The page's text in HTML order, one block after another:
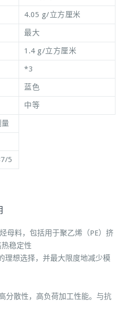
4.05 g/立方厘米
最大
1.4 g/立方厘米
*3
蓝色
中等
5
母料，包括用于聚乙烯（PE）挤
稳定性
理想选择，并最大限度地减少模
分散性，高负荷加工性能。与抗